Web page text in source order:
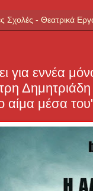
Σχολές - Θεατρικά
για εννέα
αίμα μέσα